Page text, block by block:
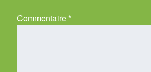
Commentaire *